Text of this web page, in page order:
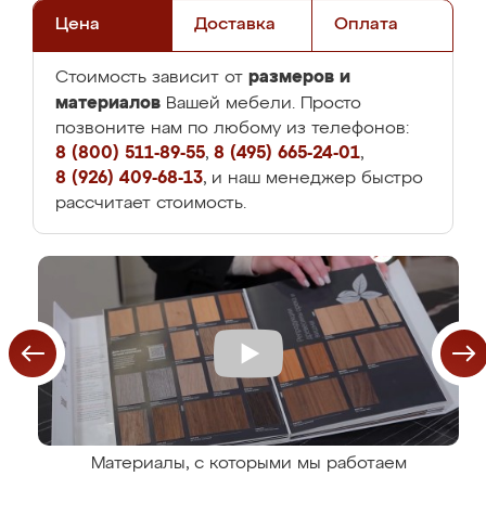
Цена Доставка Оплата
Стоимость зависит от размеров и
материалов Вашей мебели. Просто
позвоните нам по любому из телефонов:
8 (800) 511-89-55, 8 (495) 665-24-01,
8 (926) 409-68-13, и наш менеджер быстро
рассчитает стоимость.
Материалы, с которыми мы работаем